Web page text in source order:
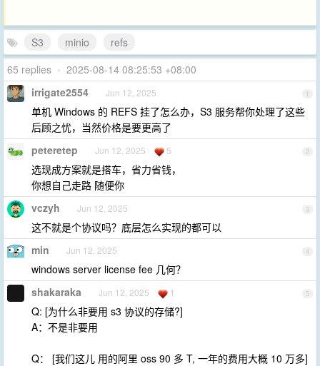
S3 minio
refs
65 replies • 2025-08-14 08:25:53 +08:00
1
irrigate2554 Jun 12, 2025
单机 Windows 的 REFS 挂了怎么办，S3 服务帮你处理了这些
后顾之忧，当然价格是要更高了
2
peteretep Jun 12, 2025 5
选现成方案就是搭车，省力省钱，
你想自己走路 随便你
3
vczyh Jun 12, 2025
这不就是个协议吗？底层怎么实现的都可以
4
min Jun 12, 2025
windows server license fee 几何？
5
shakaraka Jun 12, 2025 1
Q: [为什么非要用 s3 协议的存储?]
A：不是非要用
Q： [我们这儿 用的阿里 oss 90 多 T, 一年的费用大概 10 万多]